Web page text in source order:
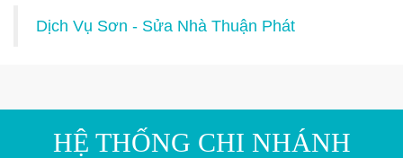
Dịch Vụ Sơn - Sửa Nhà Thuận Phát
HỆ THỐNG CHI NHÁNH